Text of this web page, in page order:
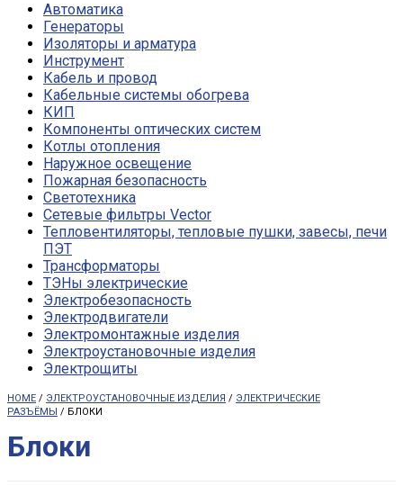
Автоматика
Генераторы
Изоляторы и арматура
Инструмент
Кабель и провод
Кабельные системы обогрева
КИП
Компоненты оптических систем
Котлы отопления
Наружное освещение
Пожарная безопасность
Светотехника
Сетевые фильтры Vector
Тепловентиляторы, тепловые пушки, завесы, печи
ПЭТ
Трансформаторы
ТЭНы электрические
Электробезопасность
Электродвигатели
Электромонтажные изделия
Электроустановочные изделия
Электрощиты
HOME / ЭЛЕКТРОУСТАНОВОЧНЫЕ ИЗДЕЛИЯ / ЭЛЕКТРИЧЕСКИЕ
РАЗЪЁМЫ / БЛОКИ
Блоки